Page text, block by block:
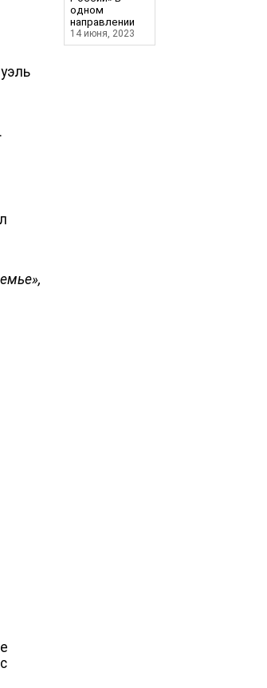
одном
направлении
14 июня, 2023